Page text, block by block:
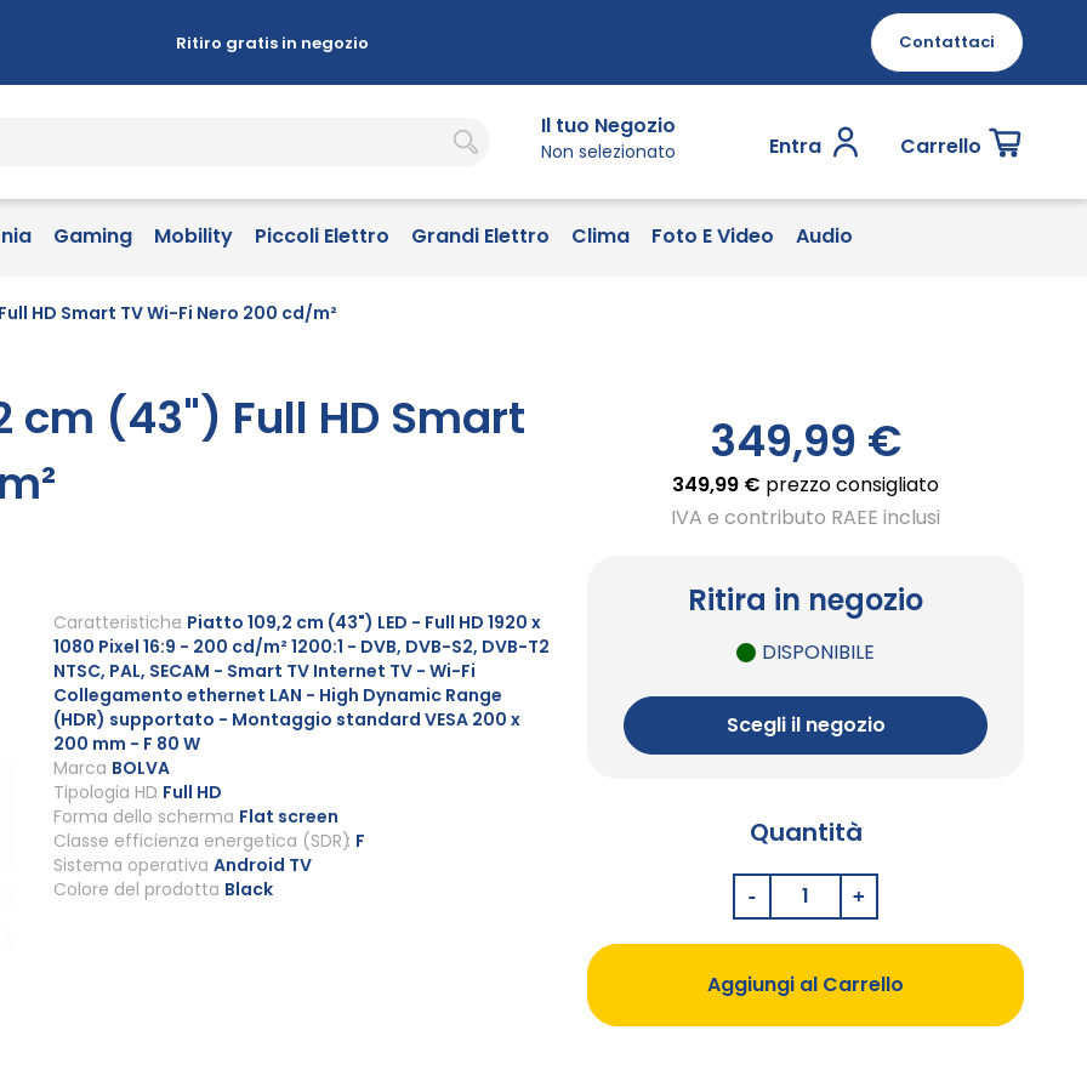
Ritiro gratis in negozio Contattaci
Il tuo Negozio
Non selezionato Entra Carrello
Gaming Mobility Piccoli Elettro Grandi Elettro Clima Foto E Video Audio
HD Smart TV Wi-Fi Nero 200 cd/m²
cm (43") Full HD Smart
349,99 €
349,99 € prezzo consigliato
IVA e contributo RAEE inclusi
Ritira in negozio
DISPONIBILE
Scegli il negozio
Quantità
Aggiungi al Carrello
Marca BOLVA
Caratteristiche Piatto 109,2 cm (43") LED - Full HD 1920 x
1080 Pixel 16:9 - 200 cd/m² 1200:1 - DVB, DVB-S2, DVB-T2
NTSC, PAL, SECAM - Smart TV Internet TV - Wi-Fi
Collegamento ethernet LAN - High Dynamic Range
(HDR) supportato - Montaggio standard VESA 200 x
200 mm - F 80 W
Colore del prodotto Black
Tipologia HD Full HD
Forma dello schermo Flat screen
Classe efficienza energetica (SDR) F
Sistema operativo Android TV